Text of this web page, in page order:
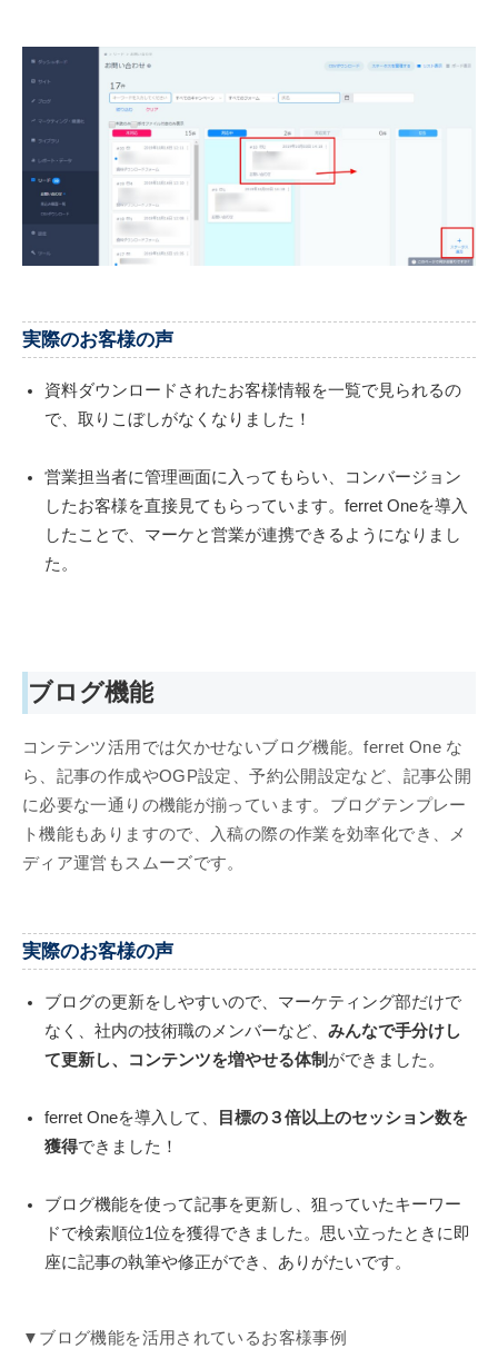
実際のお客様の声
資料ダウンロードされたお客様情報を一覧で見られるの
で、取りこぼしがなくなりました！
営業担当者に管理画面に入ってもらい、コンバージョン
したお客様を直接見てもらっています。ferret Oneを導入
したことで、マーケと営業が連携できるようになりまし
た。
ブログ機能
コンテンツ活用では欠かせないブログ機能。ferret One な
ら、記事の作成やOGP設定、予約公開設定など、記事公開
に必要な一通りの機能が揃っています。ブログテンプレー
ト機能もありますので、入稿の際の作業を効率化でき、メ
ディア運営もスムーズです。
実際のお客様の声
ブログの更新をしやすいので、マーケティング部だけで
なく、社内の技術職のメンバーなど、 みんなで手分けし
て更新し、コンテンツを増やせる体制 ができました。
ferret Oneを導入して、
目標の３倍以上のセッション数を
獲得できました！
ブログ機能を使って記事を更新し、狙っていたキーワー
ドで検索順位1位を獲得できました。思い立ったときに即
座に記事の執筆や修正ができ、ありがたいです。
▼ブログ機能を活用されているお客様事例